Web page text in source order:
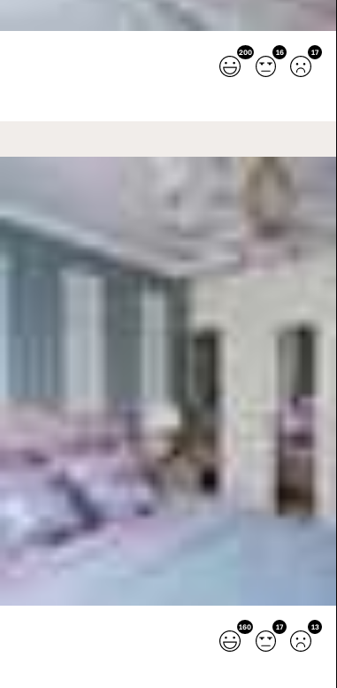
200 16 17
160 17 13